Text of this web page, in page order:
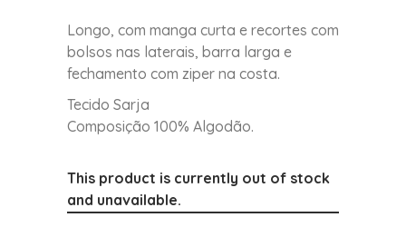
Longo, com manga curta e recortes com
bolsos nas laterais, barra larga e
fechamento com ziper na costa.
Tecido Sarja
Composição 100% Algodão.
This product is currently out of stock
and unavailable.